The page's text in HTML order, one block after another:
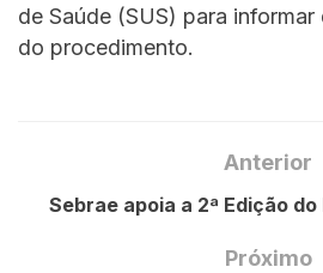
de Saúde (SUS) para
do procedimento.
Anterior
Sebrae apoia a 2ª Edição
Próximo